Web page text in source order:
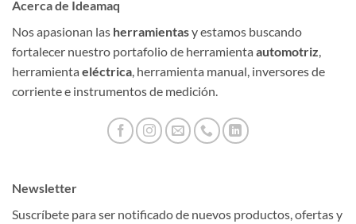
Acerca de Ideamaq
Nos apasionan las herramientasy estamos buscando
fortalecer nuestro portafolio de herramienta automotriz,
herramienta eléctrica, herramienta manual, inversores de
corriente e instrumentos de medición.
Newsletter
Suscríbete para ser notificado de nuevos productos, ofertas y